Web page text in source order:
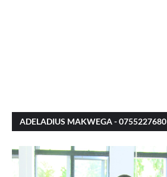
ADELADIUS MAKWEGA - 0755227680